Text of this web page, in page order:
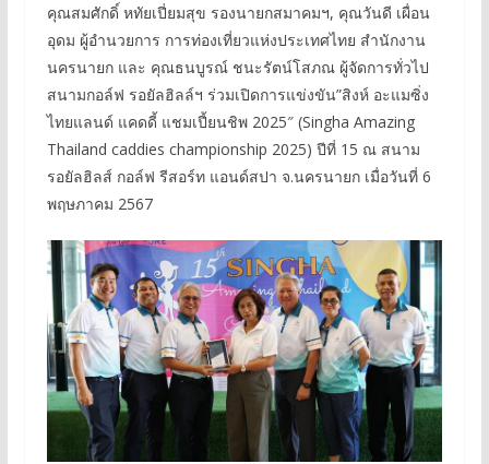
คุณสมศักดิ์ หทัยเปี่ยมสุข รองนายกสมาคมฯ, คุณวันดี เผื่อน
อุดม ผู้อำนวยการ การท่องเที่ยวแห่งประเทศไทย สำนักงาน
นครนายก และ คุณธนบูรณ์ ชนะรัตน์โสภณ ผู้จัดการทั่วไป
สนามกอล์ฟ รอยัลฮิลล์ฯ ร่วมเปิดการแข่งขัน”สิงห์ อะแมซิ่ง
ไทยแลนด์ แคดดี้ แชมเปี้ยนชิพ 2025″ (Singha Amazing
Thailand caddies championship 2025) ปีที่ 15 ณ สนาม
รอยัลฮิลส์ กอล์ฟ รีสอร์ท แอนด์สปา จ.นครนายก เมื่อวันที่ 6
พฤษภาคม 2567